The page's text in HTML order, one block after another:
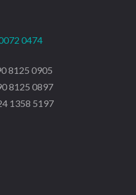
0474
8125 0905
8125 0897
1358 5197